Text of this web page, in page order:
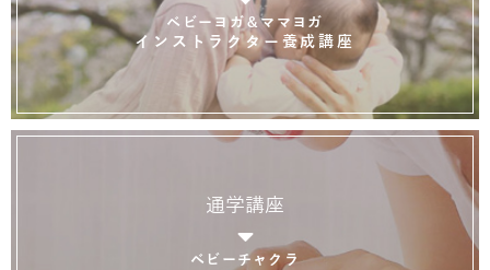
ベビーヨガ＆ママヨガ
インストラクター養成講座
通学講座
ベビーチャクラ